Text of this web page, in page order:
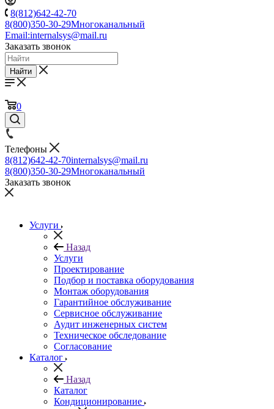
8(812)642-42-70
8(800)350-30-29Многоканальный
Email:internalsys@mail.ru
Заказать звонок
Найти
0
Телефоны
8(812)642-42-70internalsys@mail.ru
8(800)350-30-29Многоканальный
Заказать звонок
Услуги
Назад
Услуги
Проектирование
Подбор и поставка оборудования
Монтаж оборудования
Гарантийное обслуживание
Сервисное обслуживание
Аудит инженерных систем
Техническое обследование
Согласование
Каталог
Назад
Каталог
Кондиционирование